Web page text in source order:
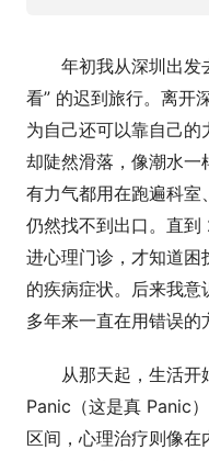
年初我从深圳出发
看” 的迟到旅行。离开
为自己还可以靠自己
却陡然滑落，像潮水一
有力气都用在跑遍科室
仍然找不到出口。直
进心理门诊，才知道困
的疾病症状。后来我
多年来一直在用错误的
从那天起，生活开
Panic（这是真 Panic
区间，心理治疗则像